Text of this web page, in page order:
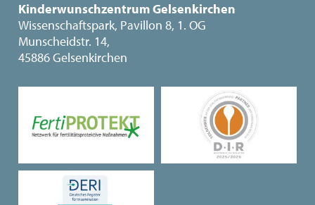
Kinderwunschzentrum Gelsenkirchen
Wissenschaftspark, Pavillon 8, 1. OG
Munscheidstr. 14,
45886 Gelsenkirchen